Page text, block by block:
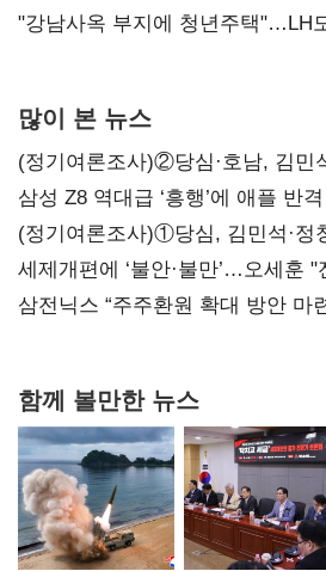
"강남사옥 부지에 청년주택"…LH
많이 본 뉴스
(정기여론조사)②당심·호남, 김민
삼성 Z8 역대급 ‘흥행’에 애플 반
대전’
(정기여론조사)①당심, 김민석·정
지지도 '50% 아래로'(종합)
세제개편에 ‘불안·불만’…오세훈 "
힘들어질 것"
삼전닉스 “주주환원 확대 방안 마
함께 볼만한 뉴스